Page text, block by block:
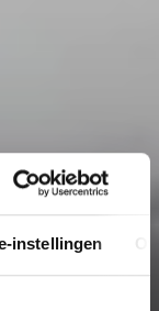
instellingen